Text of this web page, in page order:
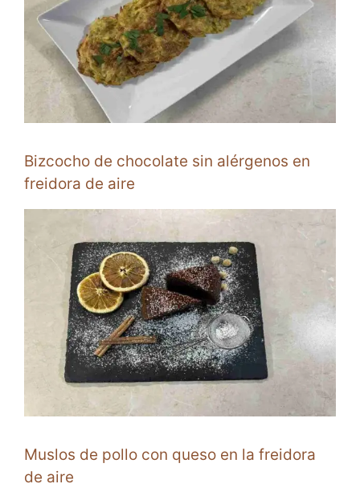
Bizcocho de chocolate sin alérgenos en
freidora de aire
Muslos de pollo con queso en la freidora
de aire